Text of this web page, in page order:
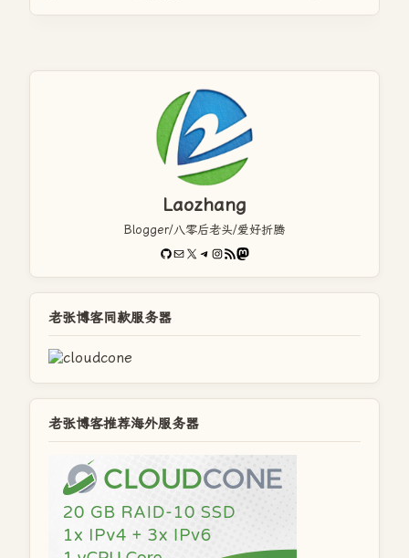
Laozhang
Blogger/八零后老头/爱好折腾
GitHub
电子邮件X Telegram
Instagram
RSS FeedMastodon
老张博客同款服务器
老张博客推荐海外服务器